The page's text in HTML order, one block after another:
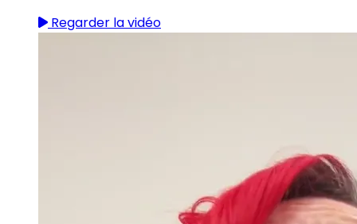
Regarder la vidéo